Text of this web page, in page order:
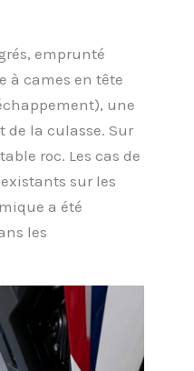
emprunté
à cames en tête
une
de la culasse. Sur
roc. Les cas de
sur les
a été
les